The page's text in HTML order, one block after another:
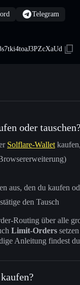
Telegram
oder tauschen?
Solflare-Wallet
aus, den du kaufen
den Tausch
Routing über alle
Limit-Orders
Anleitung findest